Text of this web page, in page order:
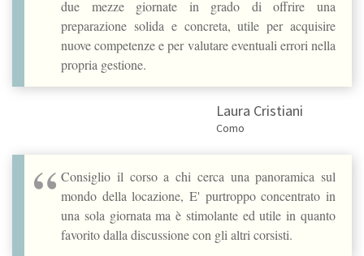
due mezze giornate in grado di offrire una
preparazione solida e concreta, utile per acquisire
nuove competenze e per valutare eventuali errori nella
propria gestione.
Laura Cristiani
Como
Consiglio il corso a chi cerca una panoramica sul
mondo della locazione, E' purtroppo concentrato in
una sola giornata ma è stimolante ed utile in quanto
favorito dalla discussione con gli altri corsisti.